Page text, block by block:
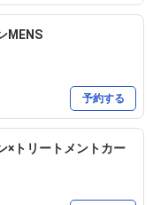
MENS
予約する